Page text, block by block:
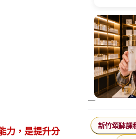
力，是提升分
新竹頌缽課